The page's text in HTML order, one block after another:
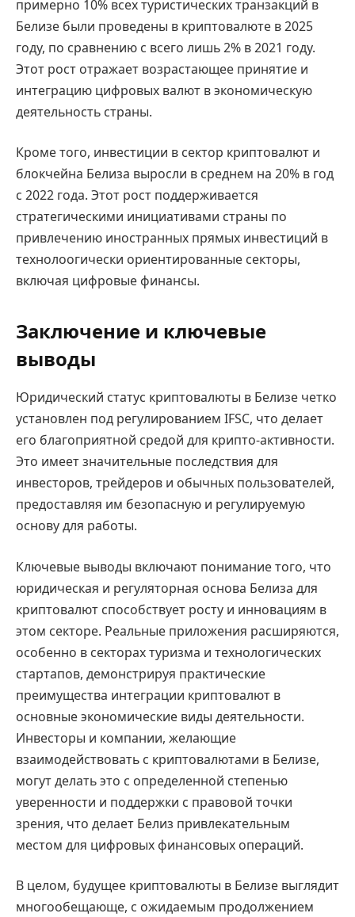
примерно 10% всех туристических транзакций в
Белизе были проведены в криптовалюте в 2025
году, по сравнению с всего лишь 2% в 2021 году.
Этот рост отражает возрастающее принятие и
интеграцию цифровых валют в экономическую
деятельность страны.
Кроме того, инвестиции в сектор криптовалют и
блокчейна Белиза выросли в среднем на 20% в год
с 2022 года. Этот рост поддерживается
стратегическими инициативами страны по
привлечению иностранных прямых инвестиций в
технолоогически ориентированные секторы,
включая цифровые финансы.
Заключение и ключевые
выводы
Юридический статус криптовалюты в Белизе четко
установлен под регулированием IFSC, что делает
его благоприятной средой для крипто-активности.
Это имеет значительные последствия для
инвесторов, трейдеров и обычных пользователей,
предоставляя им безопасную и регулируемую
основу для работы.
Ключевые выводы включают понимание того, что
юридическая и регуляторная основа Белиза для
криптовалют способствует росту и инновациям в
этом секторе. Реальные приложения расширяются,
особенно в секторах туризма и технологических
стартапов, демонстрируя практические
преимущества интеграции криптовалют в
основные экономические виды деятельности.
Инвесторы и компании, желающие
взаимодействовать с криптовалютами в Белизе,
могут делать это с определенной степенью
уверенности и поддержки с правовой точки
зрения, что делает Белиз привлекательным
местом для цифровых финансовых операций.
В целом, будущее криптовалюты в Белизе выглядит
многообещающе, с ожидаемым продолжением